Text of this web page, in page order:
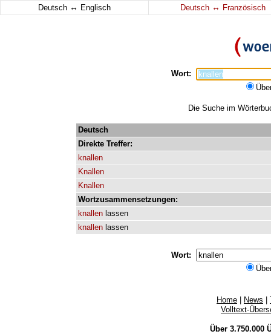
Deutsch ↔ Englisch Deutsch ↔ Französisch
Wort:
Die Suche im
Deutsch
Direkte Treffer:
knallen
Knallen
Knallen
Wortzusammensetzungen:
knallen lassen
knallen lassen
Wort:
Home News
Volltext-
Über 3.750.000